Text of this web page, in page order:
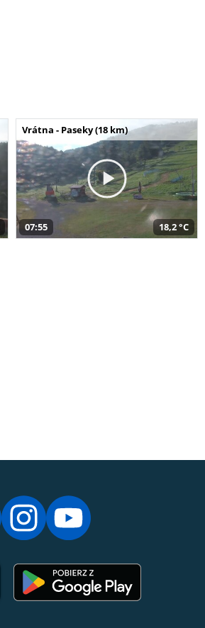
Vrátna - Paseky (18 km)
07:55 18,2 °C